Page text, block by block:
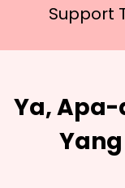
Support
Ya,